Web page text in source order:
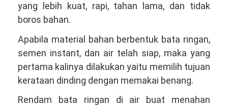
yang lebih kuat, rapi, tahan lama, dan tidak
boros bahan.
Apabila material bahan berbentuk bata ringan,
semen instant, dan air telah siap, maka yang
pertama kalinya dilakukan yaitu memilih tujuan
kerataan dinding dengan memakai benang.
Rendam bata ringan di air buat menahan